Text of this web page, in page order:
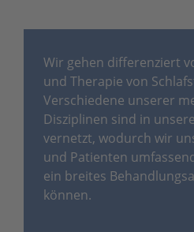
Wir gehen differenziert
und Therapie von
Verschiedene unserer
Disziplinen sind in
vernetzt, wodurch wir
und Patienten
ein breites
können.